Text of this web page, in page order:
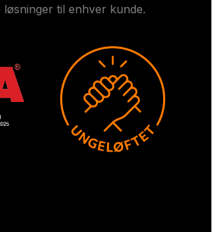
til enhver kunde.